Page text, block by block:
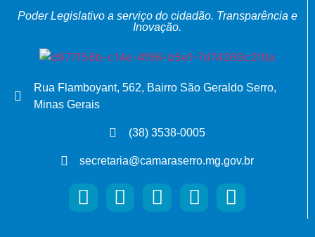
Poder Legislativo a serviço do cidadão. Transparência e
Inovação.
Rua Flamboyant, 562, Bairro São Geraldo Serro,
Minas Gerais
(38) 3538-0005
secretaria@camaraserro.mg.gov.br